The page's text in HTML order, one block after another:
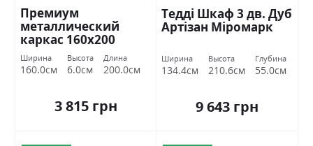
Премиум
металлический
каркас 160х200
Миромарк
Ширина
160.0см
Высота
6.0см
Длина
200.0см
3 815 грн
Тедді Шкаф 3 дв. Дуб
Артізан Міромарк
Ширина
134.4см
Высота
210.6см
Глубина
55.0см
9 643 грн